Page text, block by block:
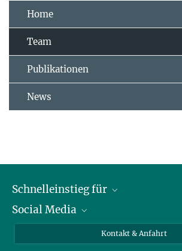
Home
Team
Publikationen
News
Schnelleinstieg für
Journalist*innen
Social Media
Kontakt & Anfahrt